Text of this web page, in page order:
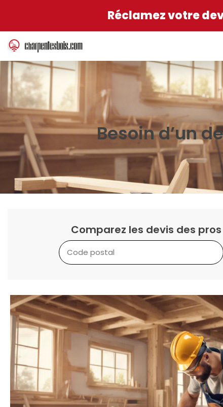
Réclamez votre
Besoin d’un
Comparez les devis des